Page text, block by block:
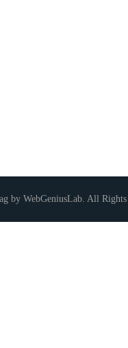
by WebGeniusLab. All Rights